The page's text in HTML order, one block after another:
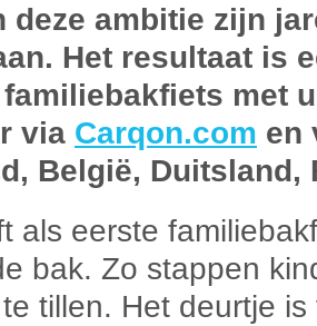
deze ambitie zijn
Het resultaat is
met
via Carqon.com en
België,
als eerste
bak. Zo stappen
tillen. Het deurtje